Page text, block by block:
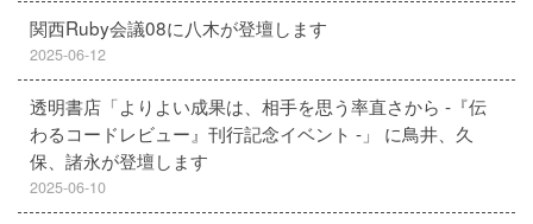
関西Ruby会議08に八木が登壇します
2025-06-12
透明書店「よりよい成果は、相手を思う率直さから -『伝
わるコードレビュー』刊行記念イベント -」 に鳥井、久
保、諸永が登壇します
2025-06-10